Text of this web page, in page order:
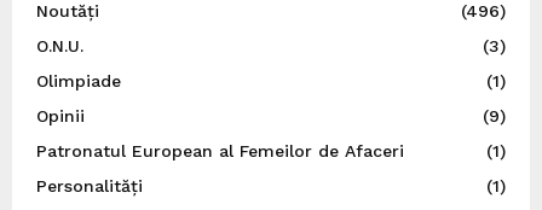
Noutăți
(496)
O.N.U.
(3)
Olimpiade
(1)
Opinii
(9)
Patronatul European al Femeilor de Afaceri
(1)
Personalități
(1)